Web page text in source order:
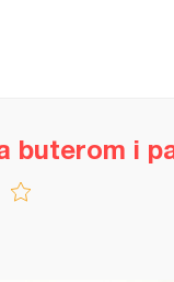
buterom i